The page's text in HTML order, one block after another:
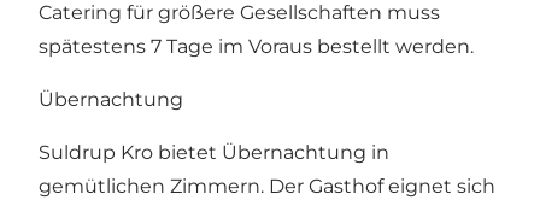
Catering für größere Gesellschaften muss
spätestens 7 Tage im Voraus bestellt werden.
Übernachtung
Suldrup Kro bietet Übernachtung in
gemütlichen Zimmern. Der Gasthof eignet sich